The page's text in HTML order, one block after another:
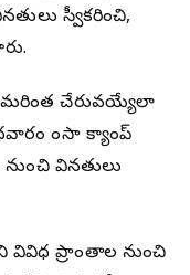
స్వీకరించి,
మరింత చేరువయ్యేలా
భైంసా క్యాంప్
వినతులు
వివిధ ప్రాంతాల నుంచి